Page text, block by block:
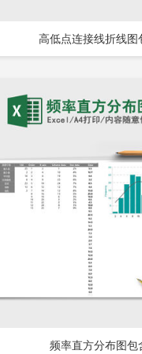
高低点连接线折线图
添加收藏
频率直方分布图包